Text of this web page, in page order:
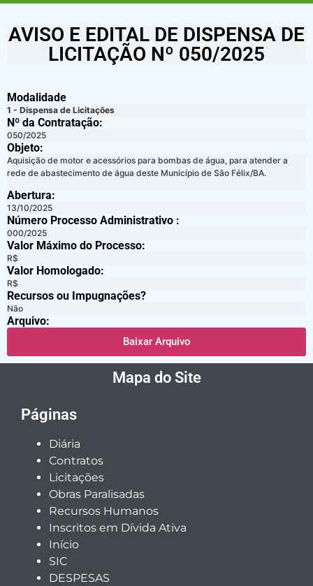
AVISO E EDITAL DE DISPENSA DE
LICITAÇÃO Nº 050/2025
Modalidade
1 - Dispensa de Licitações
Nº da Contratação:
050/2025
Objeto:
Aquisição de motor e acessórios para bombas de água, para atender a
rede de abastecimento de água deste Município de São Félix/BA.
Abertura:
13/10/2025
Número Processo Administrativo :
000/2025
Valor Máximo do Processo: ​
R$
Valor Homologado: ​
R$
Recursos ou Impugnações? ​
Não
Arquivo:
Baixar Arquivo
Mapa do Site
Páginas
Diária
Contratos
Licitações
Obras Paralisadas
Recursos Humanos
Inscritos em Dívida Ativa
Início
SIC
DESPESAS